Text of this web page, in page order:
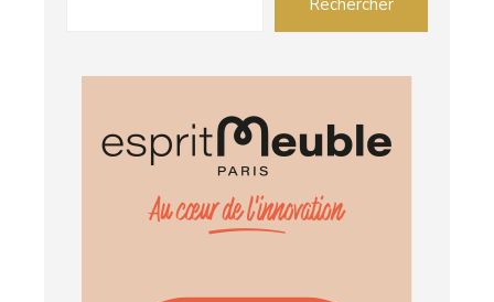
Rechercher